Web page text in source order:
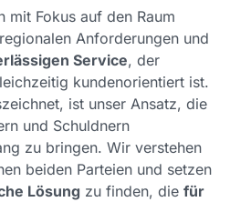
mit Fokus auf den Raum
Anforderungen und
Service, der
kundenorientiert ist.
ist unser Ansatz, die
und Schuldnern
zu bringen. Wir verstehen
beiden Parteien und setzen
Lösung zu finden, die für